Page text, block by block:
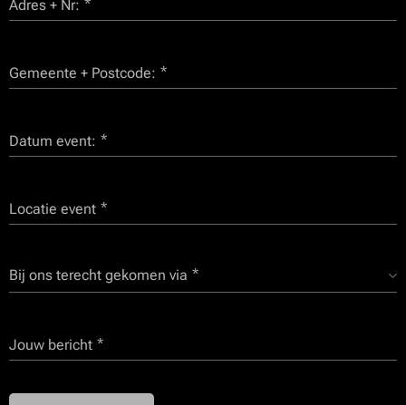
Adres + Nr:
Gemeente + Postcode:
Datum event:
Locatie event
Bij ons terecht gekomen via
Jouw bericht